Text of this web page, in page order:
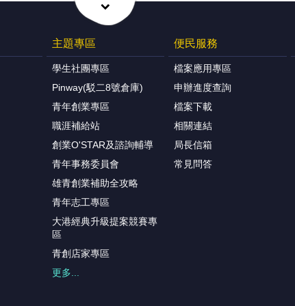
主題專區
學生社團專區
Pinway(駁二8號倉庫)
青年創業專區
職涯補給站
創業O'STAR及諮詢輔導
青年事務委員會
雄青創業補助全攻略
青年志工專區
大港經典升級提案競賽專
區
青創店家專區
更多...
便民服務
檔案應用專區
申辦進度查詢
檔案下載
相關連結
局長信箱
常見問答